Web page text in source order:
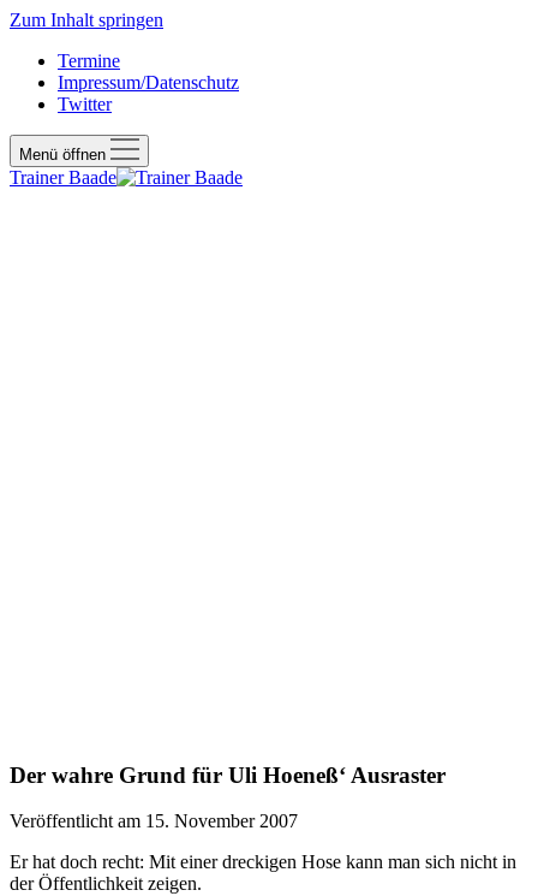
Zum Inhalt springen
Termine
Impressum/Datenschutz
Twitter
Menü öffnen
Trainer Baade
Der wahre Grund für Uli Hoeneß‘ Ausraster
Veröffentlicht am 15. November 2007
Er hat doch recht: Mit einer dreckigen Hose kann man sich nicht in
der Öffentlichkeit zeigen.